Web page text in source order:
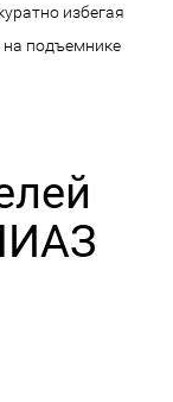
избегая
подъемнике